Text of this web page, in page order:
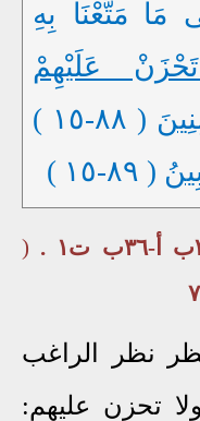
مَا مَتَّعْنَا بِهِ
عَلَيْهِمْ
( ٨٨-١٥ )
( ٨٩-١٥ )
(
نظر الراغب
تحزن عليهم: